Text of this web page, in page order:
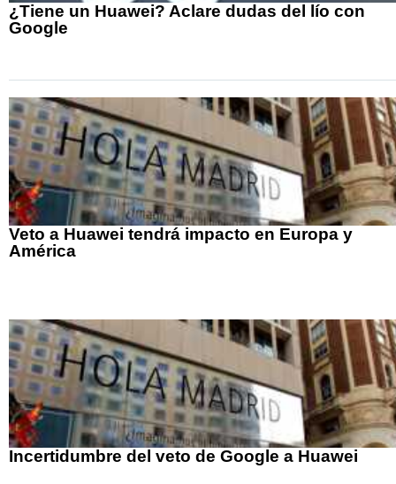
¿Tiene un Huawei? Aclare dudas del lío con
Google
Veto a Huawei tendrá impacto en Europa y
América
Incertidumbre del veto de Google a Huawei